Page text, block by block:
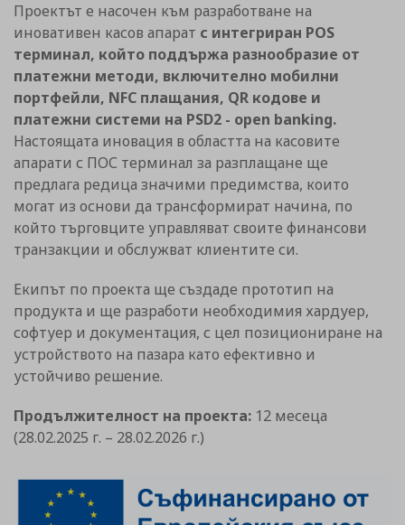
Проектът е насочен към разработване на
иновативен касов апарат с интегриран POS
терминал, който поддържа разнообразие от
платежни методи, включително мобилни
портфейли, NFC плащания, QR кодове и
платежни системи на PSD2 - open banking.
Настоящата иновация в областта на касовите
апарати с ПОС терминал за разплащане ще
предлага редица значими предимства, които
могат из основи да трансформират начина, по
който търговците управляват своите финансови
транзакции и обслужват клиентите си.
Екипът по проекта ще създаде прототип на
продукта и ще разработи необходимия хардуер,
софтуер и документация, с цел позициониране на
устройството на пазара като ефективно и
устойчиво решение.
Продължителност на проекта: 12 месеца
(28.02.2025 г. – 28.02.2026 г.)